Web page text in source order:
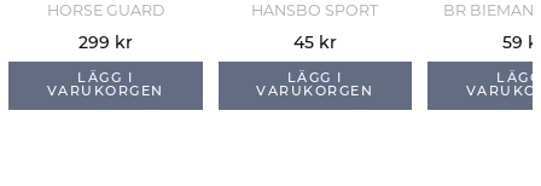
HORSE GUARD
299 kr
LÄGG I
VARUKORGEN
HANSBO SPORT
45 kr
LÄGG I
VARUKORGEN
BR BIEMAN
59